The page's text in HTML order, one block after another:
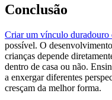
Conclusão
Criar um vínculo duradouro
possível. O
crianças depende
dentro de casa ou não.
a enxergar diferentes
cresçam da melhor forma.